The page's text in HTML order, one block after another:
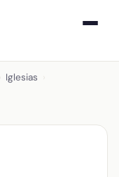
Iglesias